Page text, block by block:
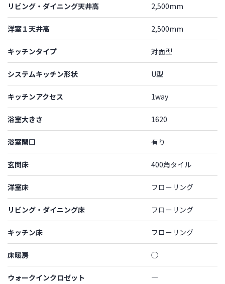
リビング・ダイニング天井高 2,500mm
洋室１天井高 2,500mm
キッチンタイプ 対面型
システムキッチン形状 U型
キッチンアクセス 1way
浴室大きさ 1620
浴室開口 有り
玄関床 400角タイル
洋室床 フローリング
リビング・ダイニング床 フローリング
キッチン床 フローリング
床暖房 ◯
ウォークインクロゼット ―